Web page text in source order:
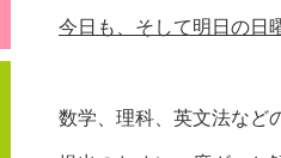
今日も、そして明日の日
数学、理科、英文法など